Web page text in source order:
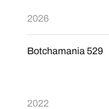
2026
Botchamania 529
2022